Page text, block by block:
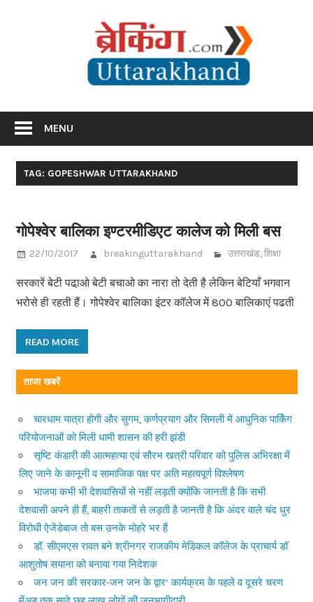
MENU
TAG: GOPESHWAR UTTARAKHAND
गोपेश्वेर बालिका इण्टरमीडिएट कालेज को मिली बस
22/10/2017 breakinguttarakhand उत्तराखंड,शिक्षा
सरकारें बेटी पढा़ओ बेटी बचाओ का नारा तो देती है लेकिन बेटियाँ भगवान
भरोसे ही रहती हैं। गोपेश्वेर बालिका इंटर कॉलेज में 800 बालिकाएं पढती
READ MORE
ताजा खबरें
चारधाम यात्रा होगी और सुगम, कर्णप्रयाग और सिमली में आधुनिक पार्किंग
परियोजनाओं को मिली धामी शासन की हरी झंडी
सृष्टि कंडारी की आत्महत्या एवं सौरभ खत्री परिवार को पुलिस अभिरक्षा में
लिए जाने के कानूनी व सामाजिक पक्ष पर अति महत्वपूर्ण विश्लेषण
भाजपा कभी भी देशवासियों से नहीं लड़ती क्योंकि जानती है कि सभी
देशवासी अपने ही हैं, बाहरी ताकतों से लड़ती है जानती है कि अंदर वाले चंद धुर
विरोधी ऐजेंडेबाज तो बस उनके मोहरे भर हैं
डॉ. सीएमएस रावत बने श्रीनगर राजकीय मेडिकल कॉलेज के प्राचार्य डॉ
आशुतोष सयाना को बनाया गया निदेशक
जन जन की सरकार-जन जन के द्वार’ कार्यक्रम के पहले व दूसरे चरण